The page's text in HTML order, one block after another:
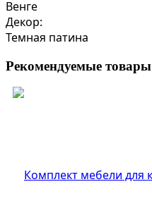
Венге
Декор:
Темная патина
Рекомендуемые товары